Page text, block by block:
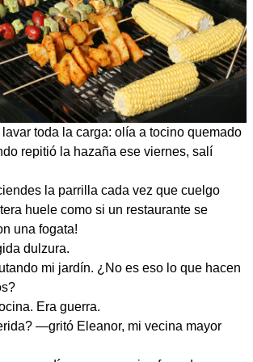
toda la carga: olía a tocino quemado
repitió la hazaña ese viernes, salí
la parrilla cada vez que cuelgo
huele como si un restaurante se
una fogata!
dulzura.
mi jardín. ¿No es eso lo que hacen
Era guerra.
—gritó Eleanor, mi vecina mayor